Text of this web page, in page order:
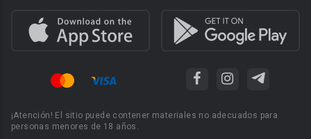
¡Atención! El sitio puede contener materiales no adecuados para
personas menores de 18 años.